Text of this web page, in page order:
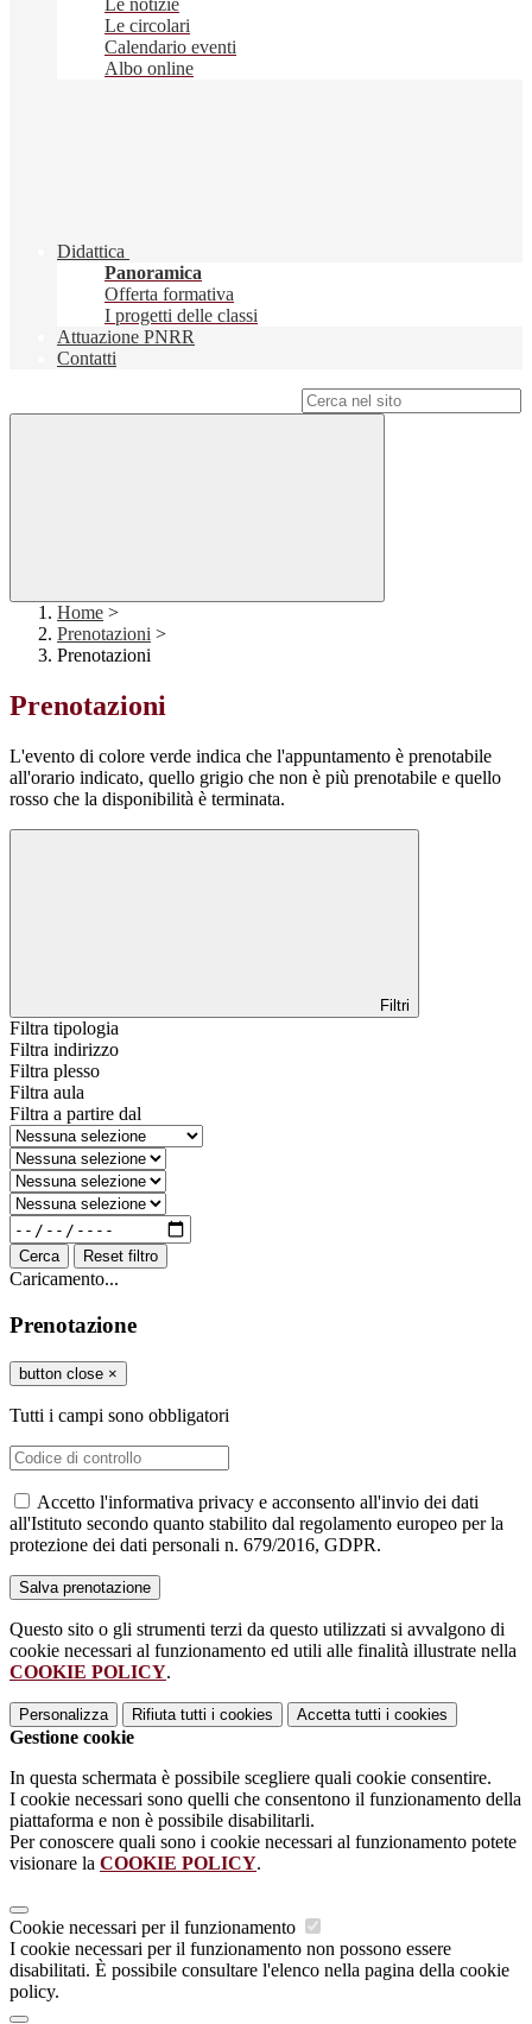
Le notizie
Le circolari
Calendario eventi
Albo online
Didattica
Panoramica
Offerta formativa
I progetti delle classi
Attuazione PNRR
Contatti
Home >
Prenotazioni >
Prenotazioni
Prenotazioni
L'evento di colore verde indica che l'appuntamento è prenotabile
all'orario indicato, quello grigio che non è più prenotabile e quello
rosso che la disponibilità è terminata.
Filtri
Filtra tipologia
Filtra indirizzo
Filtra plesso
Filtra aula
Filtra a partire dal
Cerca Reset filtro
Caricamento...
Prenotazione
button close ×
Tutti i campi sono obbligatori
Accetto l'informativa privacy e acconsento all'invio dei dati
all'Istituto secondo quanto stabilito dal regolamento europeo per la
protezione dei dati personali n. 679/2016, GDPR.
Questo sito o gli strumenti terzi da questo utilizzati si avvalgono di
cookie necessari al funzionamento ed utili alle finalità illustrate nella
COOKIE POLICY.
Personalizza Rifiuta tutti i cookies Accetta tutti i cookies
Gestione cookie
In questa schermata è possibile scegliere quali cookie consentire.
I cookie necessari sono quelli che consentono il funzionamento della
piattaforma e non è possibile disabilitarli.
Per conoscere quali sono i cookie necessari al funzionamento potete
visionare la COOKIE POLICY.
Cookie necessari per il funzionamento
I cookie necessari per il funzionamento non possono essere
disabilitati. È possibile consultare l'elenco nella pagina della cookie
policy.